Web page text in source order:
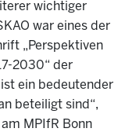
wichtiger
war eines der
„Perspektiven
2030“ der
ein bedeutender
beteiligt sind“,
MPIfR Bonn